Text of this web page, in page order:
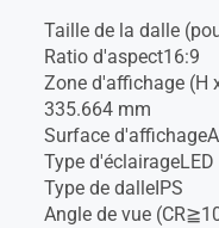
Taille de la dalle
Ratio d'aspect16:9
Zone d'affichage (H
335.664 mm
Surface
Type d'éclairageLED
Type de dalleIPS
Angle de vue